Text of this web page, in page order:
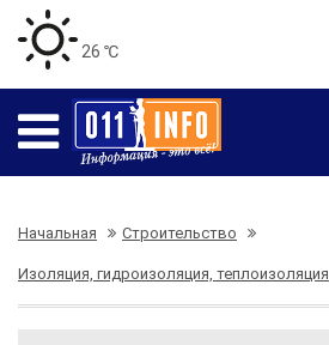
26 ℃
Начальная Строительство
Изоляция, гидроизоляция, теплоизоляция